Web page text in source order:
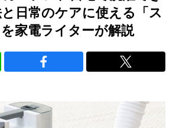
日常のケアに使える「ス
家電ライターが解説